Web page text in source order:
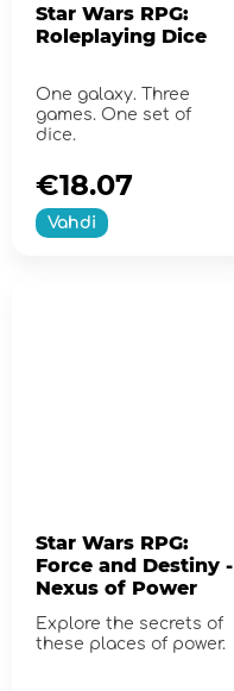
Star Wars RPG:
Roleplaying Dice
One galaxy. Three
games. One set of
dice.
Vahdi
€18.07
Star Wars RPG:
Force and Destiny -
Nexus of Power
Explore the secrets of
these places of power.